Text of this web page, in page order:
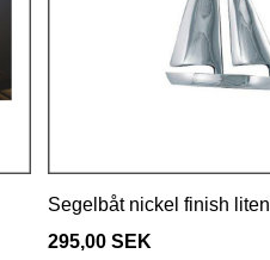
Segelbåt nickel finish liten
295,00 SEK